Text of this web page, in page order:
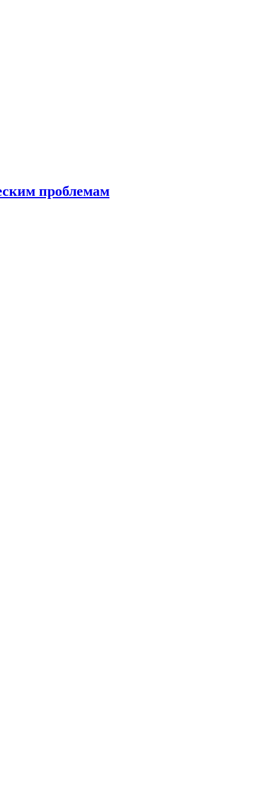
проблемам